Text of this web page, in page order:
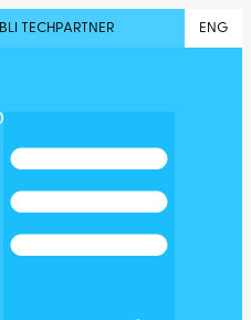
BLI TECHPARTNER ENG